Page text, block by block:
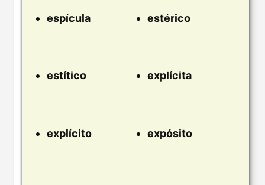
espícula estérico
estítico explícita
explícito expósito